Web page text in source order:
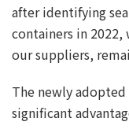
after identifying
containers in
our suppliers,
The newly
significant